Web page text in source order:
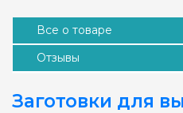
Все о товаре
Отзывы
Заготовки для